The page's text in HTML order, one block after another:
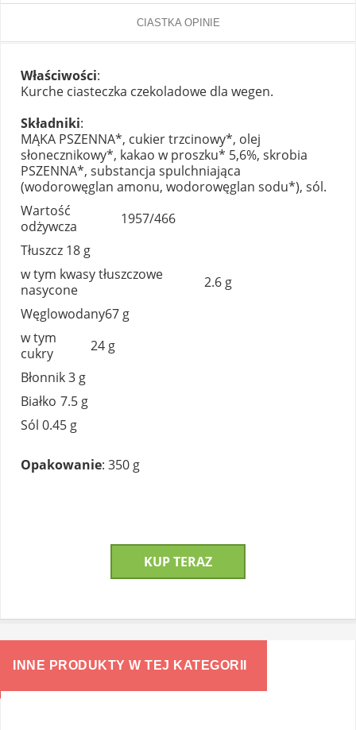
CIASTKA OPINIE
Właściwości:
Kurche ciasteczka czekoladowe dla wegen.
Składniki:
MĄKA PSZENNA*, cukier trzcinowy*, olej
słonecznikowy*, kakao w proszku* 5,6%, skrobia
PSZENNA*, substancja spulchniająca
(wodorowęglan amonu, wodorowęglan sodu*), sól.
Wartość
odżywcza
1957/466
Tłuszcz 18 g
w tym kwasy tłuszczowe
nasycone
2.6 g
Węglowodany67 g
w tym
cukry
24 g
Błonnik3 g
Białko 7.5 g
Sól 0.45 g
Opakowanie: 350 g
KUP TERAZ
INNE PRODUKTY W TEJ KATEGORII